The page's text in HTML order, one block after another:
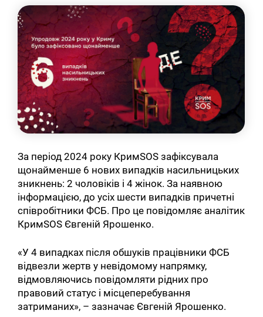
За період 2024 року КримSOS зафіксувала
щонайменше 6 нових випадків насильницьких
зникнень: 2 чоловіків і 4 жінок. За наявною
інформацією, до усіх шести випадків причетні
співробітники ФСБ. Про це повідомляє аналітик
КримSOS Євгеній Ярошенко.
«У 4 випадках після обшуків працівники ФСБ
відвезли жертв у невідомому напрямку,
відмовляючись повідомляти рідних про
правовий статус і місцеперебування
затриманих», – зазначає Євгеній Ярошенко.